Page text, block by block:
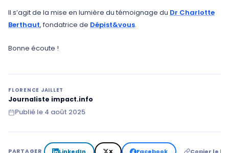
Il s’agit de la mise en lumière du témoignage du Dr Charlotte
Berthaut, fondatrice de Dépist&vous.
Bonne écoute !
FLORENCE JAILLET
Journaliste impact.info
Publié le 4 août 2025
PARTAGER LinkedIn X Facebook Copier le